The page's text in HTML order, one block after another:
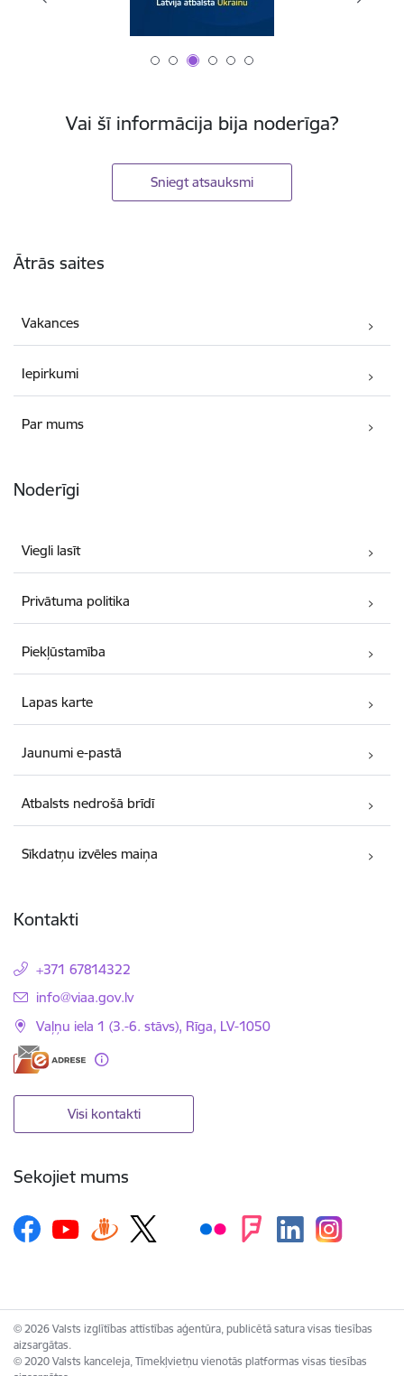
Vai šī informācija bija noderīga?
Sniegt atsauksmi
Ātrās saites
Vakances
Iepirkumi
Par mums
Noderīgi
Viegli lasīt
Privātuma politika
Piekļūstamība
Lapas karte
Jaunumi e-pastā
Atbalsts nedrošā brīdī
Sīkdatņu izvēles maiņa
Kontakti
+371 67814322
E-pasts:
info@viaa.gov.lv
Vaļņu iela 1 (3.-6. stāvs), Rīga, LV-1050
Visi kontakti
Sekojiet mums
© 2026 Valsts izglītības attīstības aģentūra, publicētā satura visas tiesības
aizsargātas.
© 2020 Valsts kanceleja, Tīmekļvietņu vienotās platformas visas tiesības